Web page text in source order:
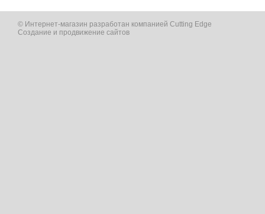
© Интернет-магазин разработан компанией Cutting Edge
Создание и продвижение сайтов